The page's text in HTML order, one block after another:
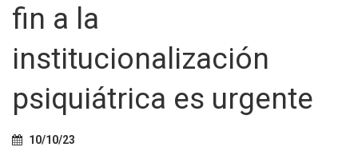
fin a la
institucionalización
psiquiátrica es urgente
10/10/23